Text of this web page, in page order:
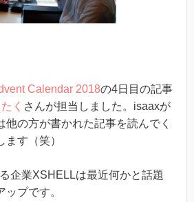
Calendar 2018の4日目の記事
く さんが担当しました。isaaxが
他の方が書かれた記事を読んでく
す（笑）
企業XSHELLは最近何かと話題
プです。